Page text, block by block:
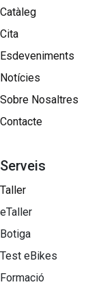
Catàleg
Cita
Esdeveniments
Notícies
Sobre Nosaltres​
Contacte
Serveis
Taller
eTaller
Botiga
Test eBikes
Formació